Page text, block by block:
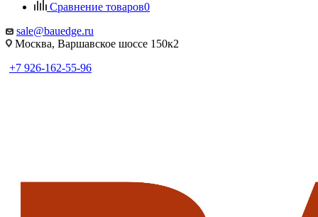
Сравнение товаров0
sale@bauedge.ru
Москва, Варшавское шоссе 150к2
+7 926-162-55-96